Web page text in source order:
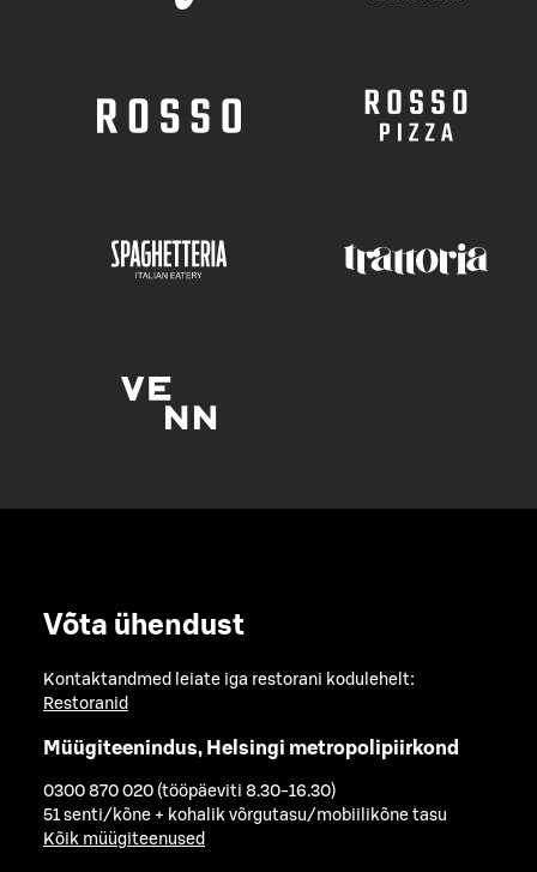
Võta ühendust
Kontaktandmed leiate iga restorani kodulehelt:
Restoranid
Müügiteenindus, Helsingi metropolipiirkond
0300 870 020 (tööpäeviti 8.30-16.30)
51 senti/kõne + kohalik võrgutasu/mobiilikõne tasu
Kõik müügiteenused